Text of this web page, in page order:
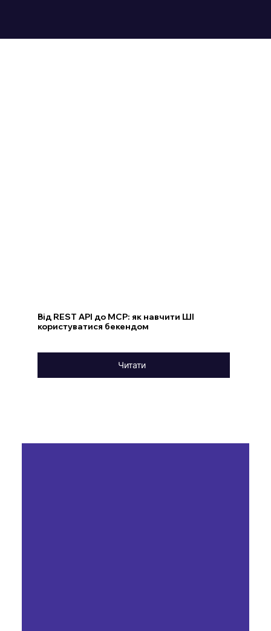
Від REST API до MCP: як навчити ШІ
користуватися бекендом
Читати